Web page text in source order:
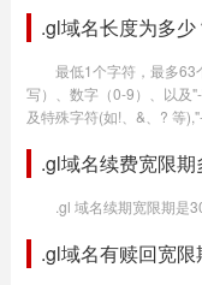
.gl域名长度为多
最低1个字符，最多63
写）、数字（0-9）、以及
及特殊字符(如!、&、? 等
.gl域名续费宽限
.gl 域名续期宽限期是
.gl域名有赎回宽限